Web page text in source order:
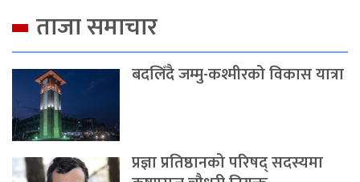
ताजा समाचार
बदलिँदै जम्मु-कश्मीरको विकास यात्रा
प्रज्ञा प्रतिष्ठानको परिषद् सदस्यमा